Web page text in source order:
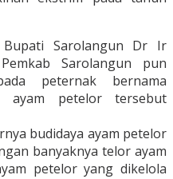
Bupati Sarolangun Dr Ir
Sarolangun pun
peternak bernama
ayam petelor tersebut
budidaya ayam petelor
banyaknya telor ayam
petelor yang dikelola